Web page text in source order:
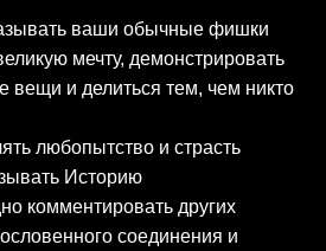
ваши обычные фишки
мечту, демонстрировать
вещи и делиться тем, чем никто
любопытство и страсть
Историю
комментировать других
соединения и